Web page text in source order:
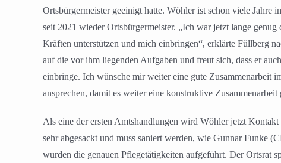
Ortsbürgermeister geeinigt hatte. Wöhler ist schon viele
seit 2021 wieder Ortsbürgermeister. „Ich war jetzt lange
Kräften unterstützen und mich einbringen“, erklärte Füllberg
auf die vor ihm liegenden Aufgaben und freut sich, dass er
einbringe. Ich wünsche mir weiter eine gute Zusammenarbeit
ansprechen, damit es weiter eine konstruktive
Als eine der ersten Amtshandlungen wird Wöhler jetzt
sehr abgesackt und muss saniert werden, wie Gunnar Funke
wurden die genauen Pflegetätigkeiten aufgeführt. Der Ortsrat